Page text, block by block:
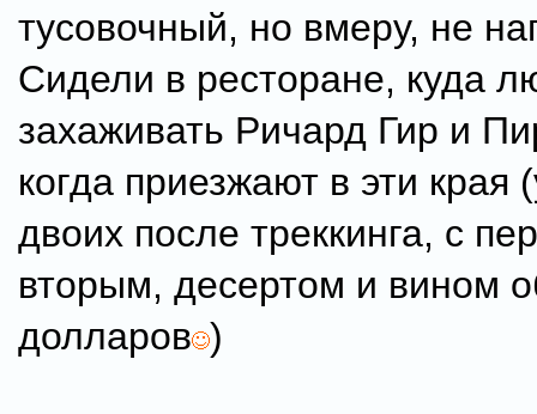
тусовочный, но вмеру, не
Сидели в ресторане, куда
захаживать Ричард Гир и
когда приезжают в эти края
двоих после треккинга, с
вторым, десертом и вином
долларов )